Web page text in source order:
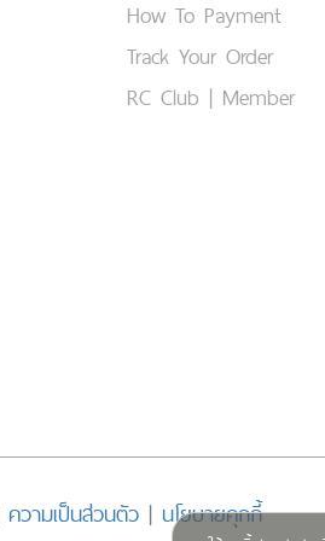
How To Payment
Track Your Order
RC Club | Member
ความเป็นส่วนตัว| นโยบายคุกกี้